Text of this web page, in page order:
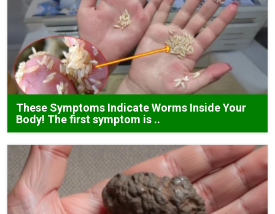
These Symptoms Indicate Worms Inside Your
Body! The first symptom is ..